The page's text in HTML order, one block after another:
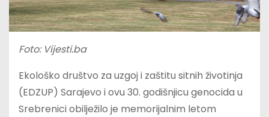
Foto: Vijesti.ba
Ekološko društvo za uzgoj i zaštitu sitnih životinja
(EDZUP) Sarajevo i ovu 30. godišnjicu genocida u
Srebrenici obilježilo je memorijalnim letom